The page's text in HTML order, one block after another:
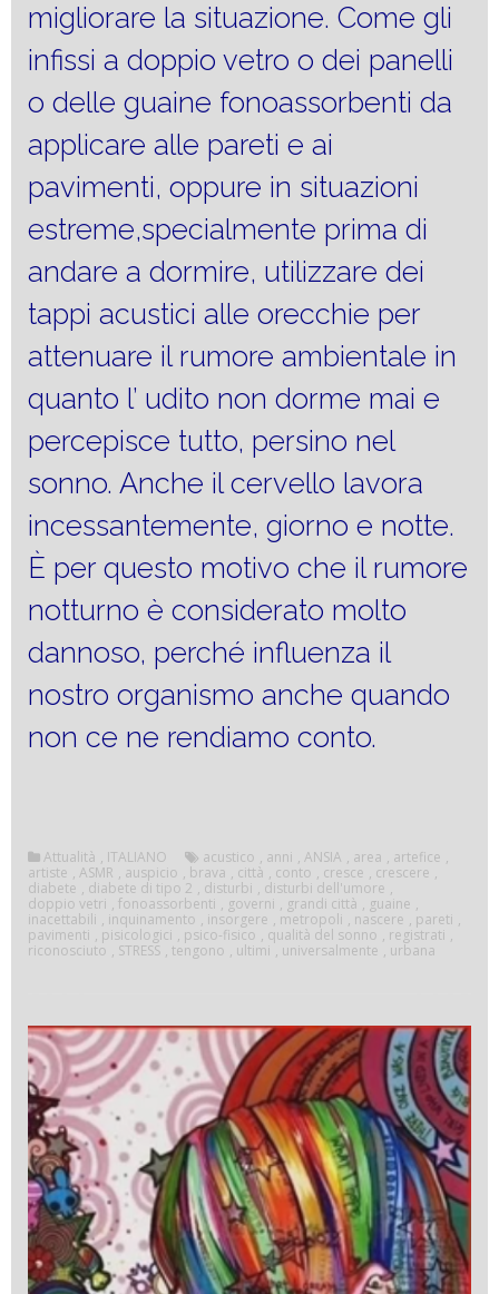
migliorare la situazione. Come gli
infissi a doppio vetro o dei panelli
o delle guaine fonoassorbenti da
applicare alle pareti e ai
pavimenti, oppure in situazioni
estreme,specialmente prima di
andare a dormire, utilizzare dei
tappi acustici alle orecchie per
attenuare il rumore ambientale in
quanto l’ udito non dorme mai e
percepisce tutto, persino nel
sonno. Anche il cervello lavora
incessantemente, giorno e notte.
È per questo motivo che il rumore
notturno è considerato molto
dannoso, perché influenza il
nostro organismo anche quando
non ce ne rendiamo conto.
Attualità , ITALIANO acustico , anni , ANSIA , area , artefice ,
artiste , ASMR , auspicio , brava , città , conto , cresce , crescere ,
diabete , diabete di tipo 2 , disturbi , disturbi dell'umore ,
doppio vetri , fonoassorbenti , governi , grandi città , guaine ,
inacettabili , inquinamento , insorgere , metropoli , nascere , pareti ,
pavimenti , pisicologici , psico-fisico , qualità del sonno , registrati ,
riconosciuto , STRESS , tengono , ultimi , universalmente , urbana